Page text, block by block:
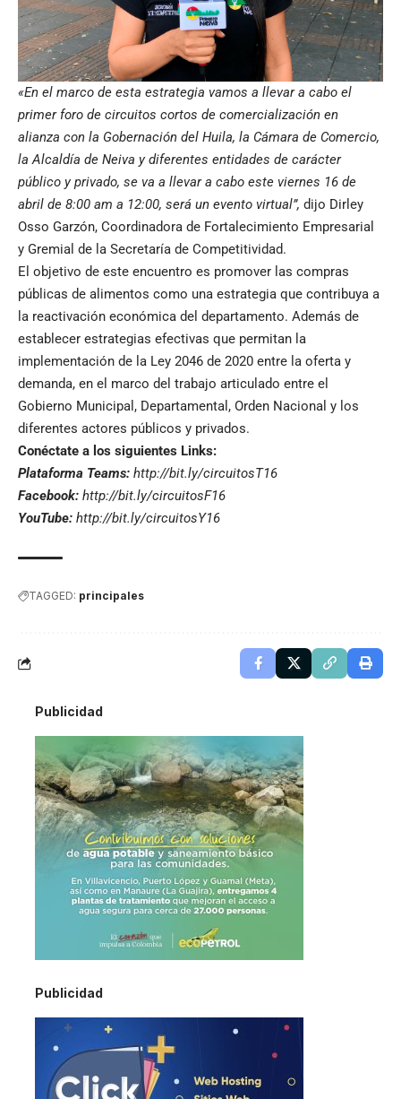
«En el marco de esta estrategia vamos a llevar a cabo el
primer foro de circuitos cortos de comercialización en
alianza con la Gobernación del Huila, la Cámara de Comercio,
la Alcaldía de Neiva y diferentes entidades de carácter
público y privado, se va a llevar a cabo este viernes 16 de
abril de 8:00 am a 12:00, será un evento virtual”, dijo Dirley
Osso Garzón, Coordinadora de Fortalecimiento Empresarial
y Gremial de la Secretaría de Competitividad.
El objetivo de este encuentro es promover las compras
públicas de alimentos como una estrategia que contribuya a
la reactivación económica del departamento. Además de
establecer estrategias efectivas que permitan la
implementación de la Ley 2046 de 2020 entre la oferta y
demanda, en el marco del trabajo articulado entre el
Gobierno Municipal, Departamental, Orden Nacional y los
diferentes actores públicos y privados.
Conéctate a los siguientes Links:
Plataforma Teams: http://bit.ly/circuitosT16
Facebook: http://bit.ly/circuitosF16
YouTube: http://bit.ly/circuitosY16
TAGGED: principales
Publicidad
Publicidad